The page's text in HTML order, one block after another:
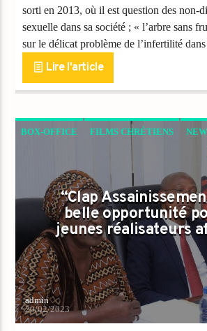
sorti en 2013, où il est question des non-
sexuelle dans sa société ; « l’arbre sans
sur le délicat problème de l’infertilité
Lire l'article
BOX-OFFICE FILMS CHRÉTIENS
“Clap
belle opportunité
jeunes réalisateurs
admin
20/02/2023